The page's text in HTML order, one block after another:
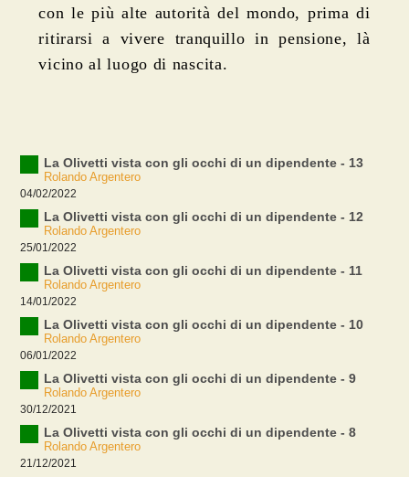
con le più alte autorità del mondo, prima di
ritirarsi a vivere tranquillo in pensione, là
vicino al luogo di nascita.
La Olivetti vista con gli occhi di un dipendente - 13
Rolando Argentero
04/02/2022
La Olivetti vista con gli occhi di un dipendente - 12
Rolando Argentero
25/01/2022
La Olivetti vista con gli occhi di un dipendente - 11
Rolando Argentero
14/01/2022
La Olivetti vista con gli occhi di un dipendente - 10
Rolando Argentero
06/01/2022
La Olivetti vista con gli occhi di un dipendente - 9
Rolando Argentero
30/12/2021
La Olivetti vista con gli occhi di un dipendente - 8
Rolando Argentero
21/12/2021